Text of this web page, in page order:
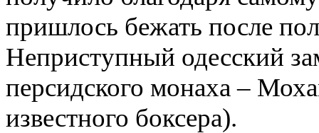
пришлось бежать после
Неприступный одесский
персидского монаха –
известного боксера).